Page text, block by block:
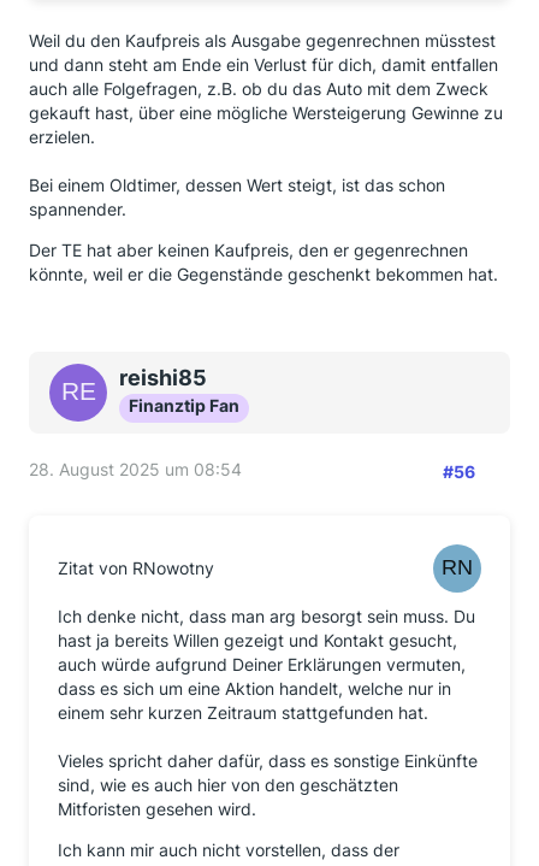
Weil du den Kaufpreis als Ausgabe gegenrechnen müsstest
und dann steht am Ende ein Verlust für dich, damit entfallen
auch alle Folgefragen, z.B. ob du das Auto mit dem Zweck
gekauft hast, über eine mögliche Wersteigerung Gewinne zu
erzielen.
Bei einem Oldtimer, dessen Wert steigt, ist das schon
spannender.
Der TE hat aber keinen Kaufpreis, den er gegenrechnen
könnte, weil er die Gegenstände geschenkt bekommen hat.
reishi85
Finanztip Fan
28. August 2025 um 08:54 #56
Zitat von RNowotny
Ich denke nicht, dass man arg besorgt sein muss. Du
hast ja bereits Willen gezeigt und Kontakt gesucht,
auch würde aufgrund Deiner Erklärungen vermuten,
dass es sich um eine Aktion handelt, welche nur in
einem sehr kurzen Zeitraum stattgefunden hat.
Vieles spricht daher dafür, dass es sonstige Einkünfte
sind, wie es auch hier von den geschätzten
Mitforisten gesehen wird.
Ich kann mir auch nicht vorstellen, dass der